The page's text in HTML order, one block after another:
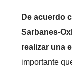
De acuerdo
Sarbanes-
realizar una
importante